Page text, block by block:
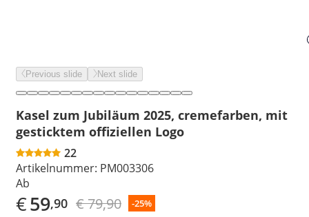
Previous slide Next slide
Kasel zum Jubiläum 2025, cremefarben, mit
gesticktem offiziellen Logo
22
Artikelnummer: PM003306
Ab
€59,90 € 79,90 -25%